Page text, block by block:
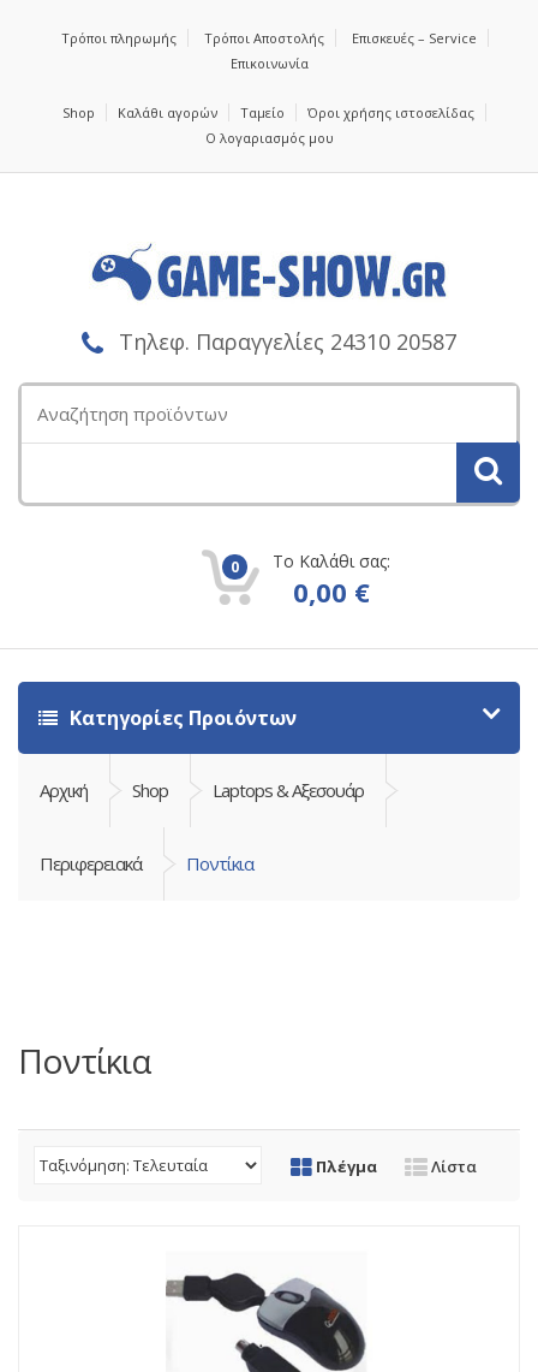
Τρόποι πληρωμής Τρόποι Αποστολής
Επισκευές – Service
Επικοινωνία
Shop Καλάθι αγορών Ταμείο
Όροι χρήσης ιστοσελίδας
Ο λογαριασμός μου
Τηλεφ. Παραγγελίες 24310 20587
για:
0 Το Καλάθι σας:
0,00 €
Κατηγορίες Προιόντων
Αρχική Shop Laptops & Αξεσουάρ
Περιφερειακά Ποντίκια
Ποντίκια
Πλέγμα Λίστα